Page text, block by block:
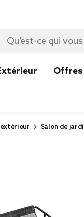
Offres
Salon de